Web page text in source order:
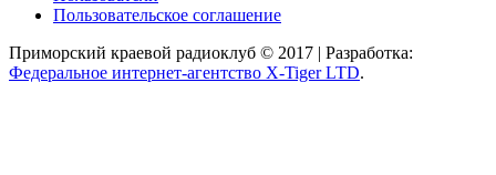
Пользовательское соглашение
Приморский краевой радиоклуб © 2017 | Разработка:
Федеральное интернет-агентство X-Tiger LTD.